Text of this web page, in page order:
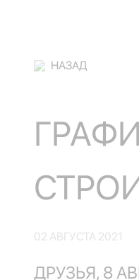
НАЗАД
02 АВГУСТА 2021
ДРУЗЬЯ, 8